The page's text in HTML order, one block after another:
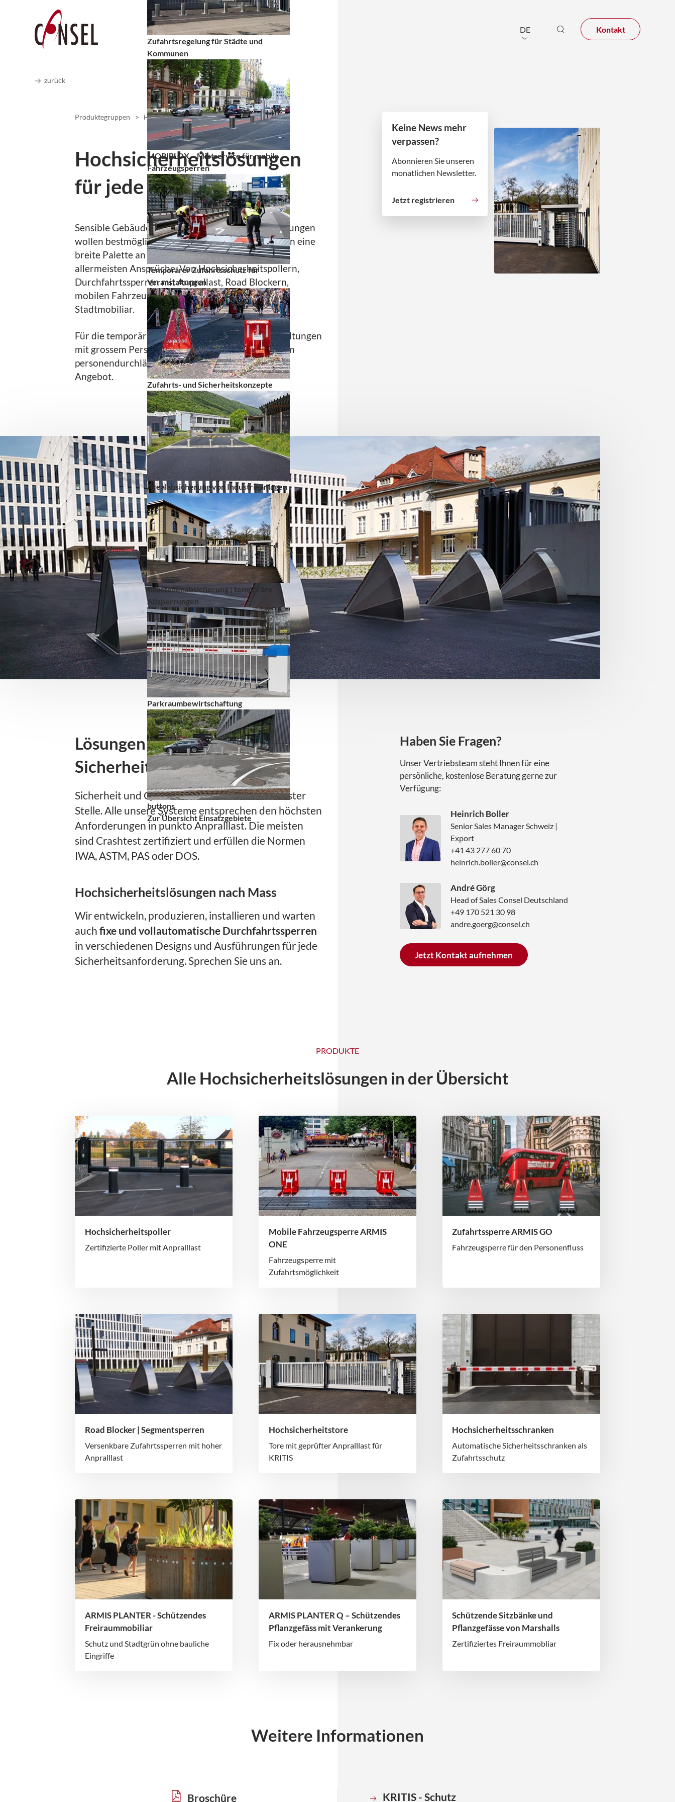
Zufahrtsregelung für Städte und
Kommunen
MOBIBLOX – Mietservice für mobile
Fahrzeugsperren
Temporärer Zufahrtsschutz für
Veranstaltungen
Zufahrts- und Sicherheitskonzepte
Arealabsicherung von Industrieanlagen
Baustellenabsicherung | temporäre
Absperrungen
Parkraumbewirtschaftung
buttons
Zur Übersicht Einsatzgebiete
DE Kontakt
zurück
Produktegruppen > Hochsicherheitslösungen
Hochsicherheitslösungen
für jede Gefahrenlage
Sensible Gebäude, Areale oder Menschenansammlungen
wollen bestmöglich geschützt sein. Wir bieten Ihnen eine
breite Palette anHochsicherheitslösungenfür die
allermeisten Ansprüche. Von Hochsicherheitspollern,
Durchfahrtssperren mit Anprallast, Road Blockern,
mobilen Fahrzeugsperren bis hin zu schützendem
Stadtmobiliar.
Für die temporäre Absicherung von Grossveranstaltungen
mit grossem Personenaufkommen haben wir zudem
personendurchlässige mobile Fahrzeugsperren im
Angebot.
Keine News mehr
verpassen?
Abonnieren Sie unseren
monatlichen Newsletter.
Jetzt registrieren
Lösungen für höchste
Sicherheitsanforderungen
Sicherheit und Qualität stehen bei uns an oberster
Stelle. Alle unsere Systeme entsprechen den höchsten
Anforderungen in punkto Anpralllast. Die meisten
sind Crashtest zertifiziert und erfüllen die Normen
IWA, ASTM, PAS oder DOS.
Hochsicherheitslösungen nach Mass
Wir entwickeln, produzieren, installieren und warten
auch fixe und vollautomatische Durchfahrtssperren
in verschiedenen Designs und Ausführungen für jede
Sicherheitsanforderung. Sprechen Sie uns an.
Haben Sie Fragen?
Unser Vertriebsteam steht Ihnen für eine
persönliche, kostenlose Beratung gerne zur
Verfügung:
Heinrich Boller
Senior Sales Manager Schweiz |
Export
+41 43 277 60 70
heinrich.boller@consel.ch
André Görg
Head of Sales Consel Deutschland
+49 170 521 30 98
andre.goerg@consel.ch
Jetzt Kontakt aufnehmen
PRODUKTE
Alle Hochsicherheitslösungen in der Übersicht
Hochsicherheitspoller
Zertifizierte Poller mit Anpralllast
Mobile Fahrzeugsperre ARMIS
ONE
Fahrzeugsperre mit
Zufahrtsmöglichkeit
Zufahrtssperre ARMIS GO
Fahrzeugsperre für den Personenfluss
Road Blocker | Segmentsperren
Versenkbare Zufahrtssperren mit hoher
Anpralllast
Hochsicherheitstore
Tore mit geprüfter Anpralllast für
KRITIS
Hochsicherheitsschranken
Automatische Sicherheitsschranken als
Zufahrtsschutz
ARMIS PLANTER - Schützendes
Freiraummobiliar
Schutz und Stadtgrün ohne bauliche
Eingriffe
ARMIS PLANTER Q – Schützendes
Pflanzgefäss mit Verankerung
Fix oder herausnehmbar
Schützende Sitzbänke und
Pflanzgefässe von Marshalls
Zertifiziertes Freiraummobliar
Weitere Informationen
Broschüre KRITIS - Schutz